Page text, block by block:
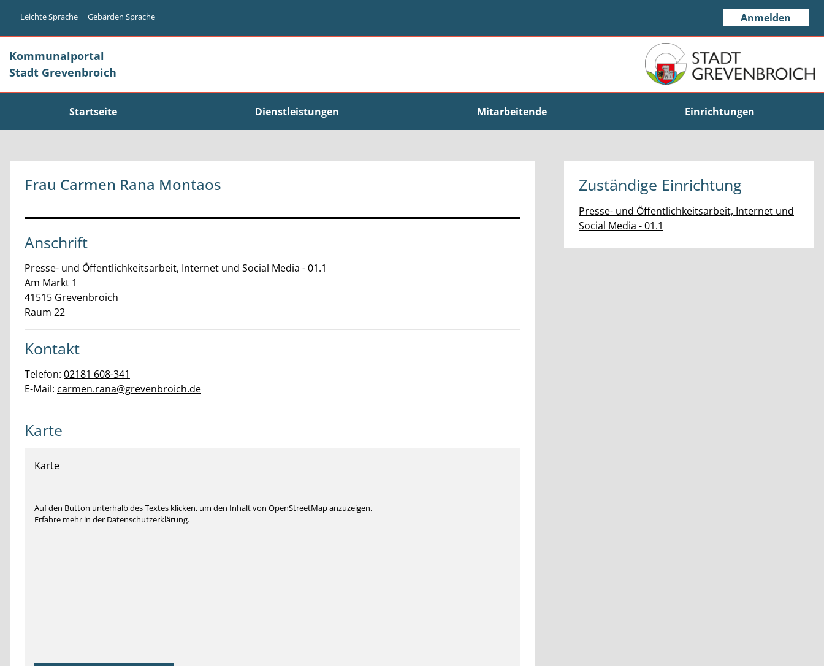
Zum Hauptinhalt springen
Leichte Sprache Gebärden Sprache Anmelden
Kommunalportal
Stadt Grevenbroich
Startseite Dienstleistungen Mitarbeitende Einrichtungen
Frau Carmen Rana Montaos
Anschrift
Presse- und Öffentlichkeitsarbeit, Internet und Social Media - 01.1
Am Markt 1
41515 Grevenbroich
Raum 22
Kontakt
Telefon: 02181 608-341
E-Mail: carmen.rana@grevenbroich.de
Karte
Karte
Auf den Button unterhalb des Textes klicken, um den Inhalt von OpenStreetMap anzuzeigen.
Erfahre mehr in der Datenschutzerklärung.
Zuständige Einrichtung
Presse- und Öffentlichkeitsarbeit, Internet und
Social Media - 01.1